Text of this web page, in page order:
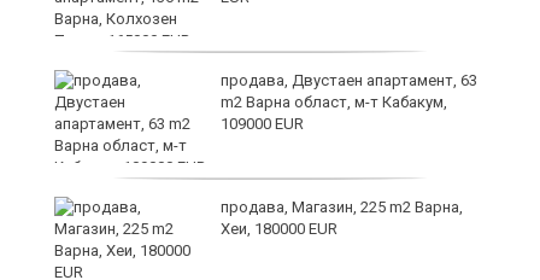
продава, Двустаен апартамент, 63
m2 Варна област, м-т Кабакум,
109000 EUR
продава, Магазин, 225 m2 Варна,
Хеи, 180000 EUR